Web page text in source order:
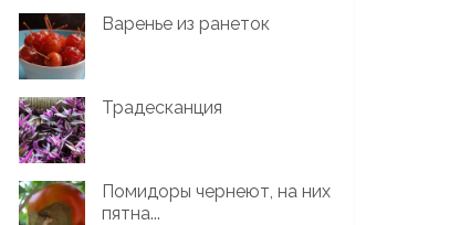
Варенье из ранеток
Традесканция
Помидоры чернеют, на них
пятна...